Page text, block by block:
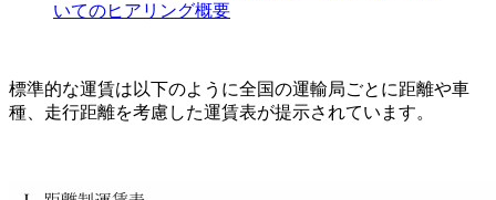
いてのヒアリング概要
標準的な運賃は以下のように全国の運輸局ごとに距離や車
種、走行距離を考慮した運賃表が提示されています。